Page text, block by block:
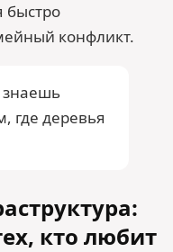
быстро
конфликт.
знаешь
где деревья
кто любит